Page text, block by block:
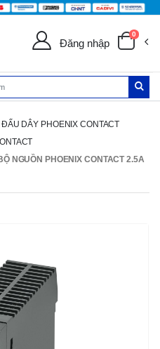
Đăng nhập
0
DÂY PHOENIX CONTACT
NGUỒN PHOENIX CONTACT 2.5A